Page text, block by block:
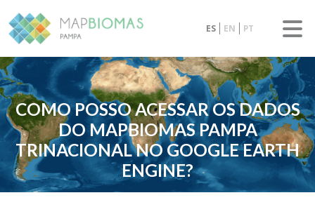
ES EN PT
COMO POSSO ACESSAR OS DADOS
DO MAPBIOMAS PAMPA
TRINACIONAL NO GOOGLE EARTH
ENGINE?